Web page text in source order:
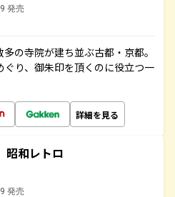
発売
の寺院が建ち並ぶ古都・京都。
り、御朱印を頂くのに役立つ一
詳細を見る
和レトロ
発売